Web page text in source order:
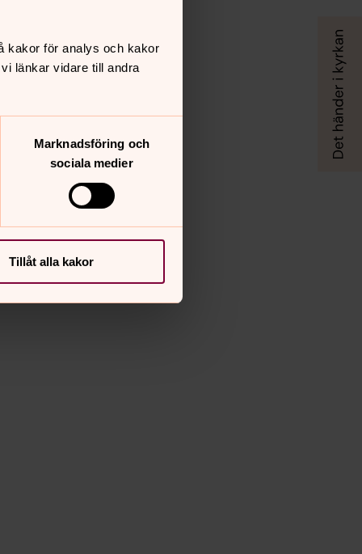
kakor för analys och kakor
länkar vidare till andra
Marknadsföring och
sociala medier
Tillåt alla kakor